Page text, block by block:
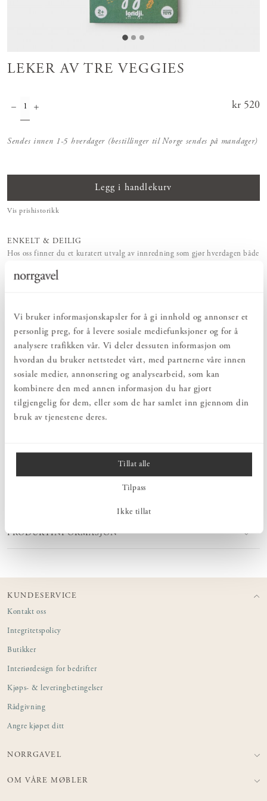
Vi bruker informasjonskapsler for å gi innhold og annonser et
personlig preg, for å levere sosiale mediefunksjoner og for å
analysere trafikken vår. Vi deler dessuten informasjon om
hvordan du bruker nettstedet vårt, med partnerne våre innen
sosiale medier, annonsering og analysearbeid, som kan
kombinere den med annen informasjon du har gjort
tilgjengelig for dem, eller som de har samlet inn gjennom din
bruk av tjenestene deres.
Tillat alle
Tilpass
Ikke tillat
LEKER AV TRE VEGGIES
Pris:
kr 520
Sendes innen 1-5 hverdager (bestillinger til Norge sendes på mandager)
Legg i handlekurv
Vis prishistorikk
ENKELT & DEILIG
Hos oss finner du et kuratert utvalg av innredning som gjør hverdagen både
NATURLIG & BÆREKRAFTIG
PRODUKTBESKRIVELSE
Et trespill for små barn. Fra et lenkespill til symbollek med disse
fire fantastiske grønnsakene. Lær om sunn mat fra en veldig ung
alder! Passer for barn over to år.
Londji er et spansk selskap som lager pedagogiske, morsomme og
gjennomtenkte spill, puslespill og leker. De legger stor vekt på å
også produserer alle sine produkter.
PRODUKTINFORMASJON
KUNDESERVICE
Kontakt oss
Integritetspolicy
Butikker
Interiørdesign for bedrifter
Kjøps- & leveringbetingelser
Rådgivning
Angre kjøpet ditt
NORRGAVEL
OM VÅRE MØBLER